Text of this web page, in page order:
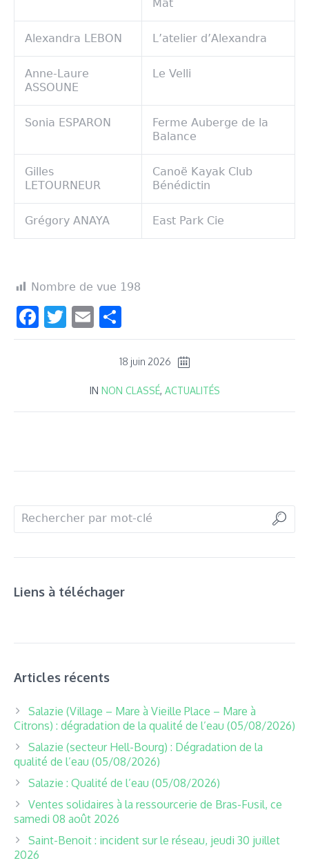
Mât
Alexandra LEBON L’atelier d’Alexandra
Anne-Laure
ASSOUNE
Le Velli
Sonia ESPARON
Ferme Auberge de la
Balance
Gilles
LETOURNEUR
Canoë Kayak Club
Bénédictin
Grégory ANAYA East Park Cie
Nombre de vue 198
Facebook
Twitter
Email
18 juin 2026
IN NON CLASSÉ, ACTUALITÉS
Liens à téléchager
Articles récents
Salazie (Village – Mare à Vieille Place – Mare à
Citrons) : dégradation de la qualité de l’eau (05/08/2026)
Salazie (secteur Hell-Bourg) : Dégradation de la
qualité de l’eau (05/08/2026)
Salazie : Qualité de l’eau (05/08/2026)
Ventes solidaires à la ressourcerie de Bras-Fusil, ce
samedi 08 août 2026
Saint-Benoit : incident sur le réseau, jeudi 30 juillet
2026